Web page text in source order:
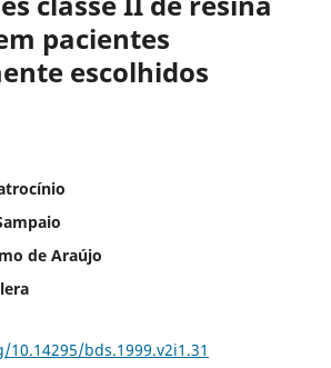
pacientes
escolhidos
de Araújo
bds.1999.v2i1.31